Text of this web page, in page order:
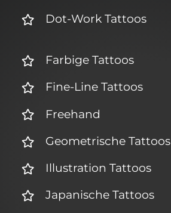
Dot-Work Tattoos
Farbige Tattoos
Fine-Line Tattoos
Freehand
Geometrische Tattoos
Illustration Tattoos
Japanische Tattoos